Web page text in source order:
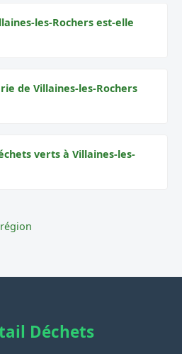
les-Rochers est-elle
de Villaines-les-Rochers
verts à Villaines-les-
Déchets